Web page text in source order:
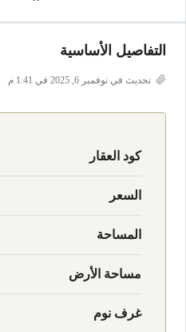
التفاصيل الأساسية
تحديث في نوفمبر 6, 2025 في 1:41 م
كود العقار
السعر
المساحة
مساحة الأرض
غرف نوم